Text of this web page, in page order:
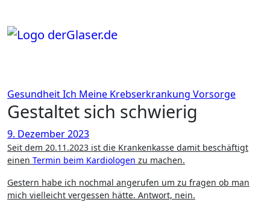
springen
GesundheitIch Meine Krebserkrankung Vorsorge
Gestaltet sich schwierig
9. Dezember 2023
Seit dem 20.11.2023 ist die Krankenkasse damit beschäftigt
einen Termin beim Kardiologen zu machen.
Gestern habe ich nochmal angerufen um zu fragen ob man
mich vielleicht vergessen hätte. Antwort, nein.